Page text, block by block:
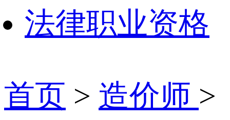
法律职业资格
首页 > 造价师 >